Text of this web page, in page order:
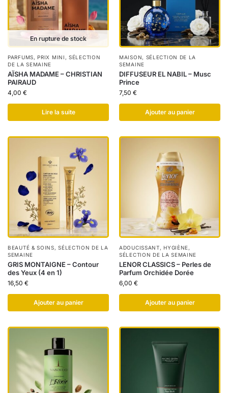
En rupture de stock
PARFUMS,PRIX MINI ,SÉLECTION
DE LA SEMAINE
AÏSHA MADAME – CHRISTIAN
PAIRAUD
4,00 €
Lire la suite
MAISON, SÉLECTION DE LA
SEMAINE
DIFFUSEUR EL NABIL – Musc
Prince
7,50 €
Ajouter au panier
BEAUTÉ & SOINS,SÉLECTION DE LA
SEMAINE
GRIS MONTAIGNE – Contour
des Yeux (4 en 1)
16,50 €
Ajouter au panier
ADOUCISSANT,HYGIÈNE,
SÉLECTION DE LA SEMAINE
LENOR CLASSICS – Perles de
Parfum Orchidée Dorée
6,00 €
Ajouter au panier